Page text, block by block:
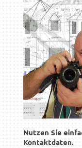
Nutzen Sie
Kontaktdaten.